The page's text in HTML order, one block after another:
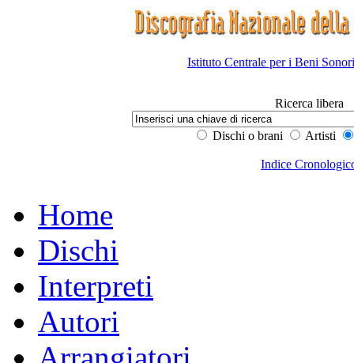
Istituto Centrale per i Beni
Ricerca libera
Dischi o brani Artisti
Indice
Home
Dischi
Interpreti
Autori